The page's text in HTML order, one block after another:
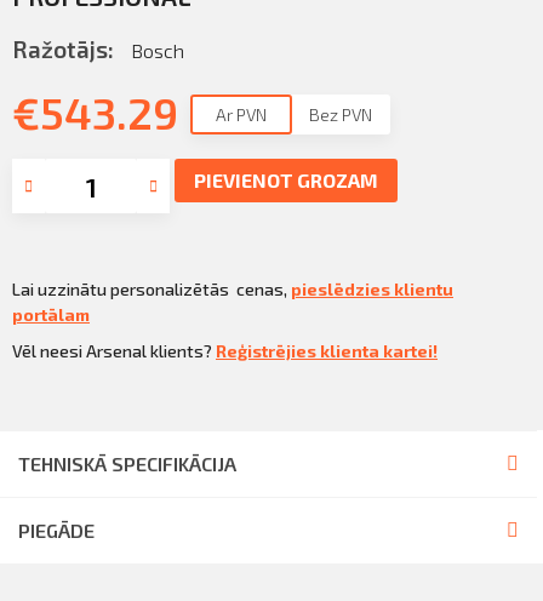
KLIENTU PORTĀLS
KĻŪT PAR KLIENTU
Iziet
Ražotājs: Bosch
€543.29 Ar PVN Bez PVN
PIEVIENOT GROZAM
Lai uzzinātu personalizētās cenas, pieslēdzies klientu
portālam
Vēl neesi Arsenal klients? Reģistrējies klienta kartei!
TEHNISKĀ SPECIFIKĀCIJA
PIEGĀDE